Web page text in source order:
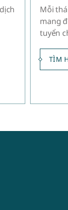
Mỗi
mang
tuyển
TÌM